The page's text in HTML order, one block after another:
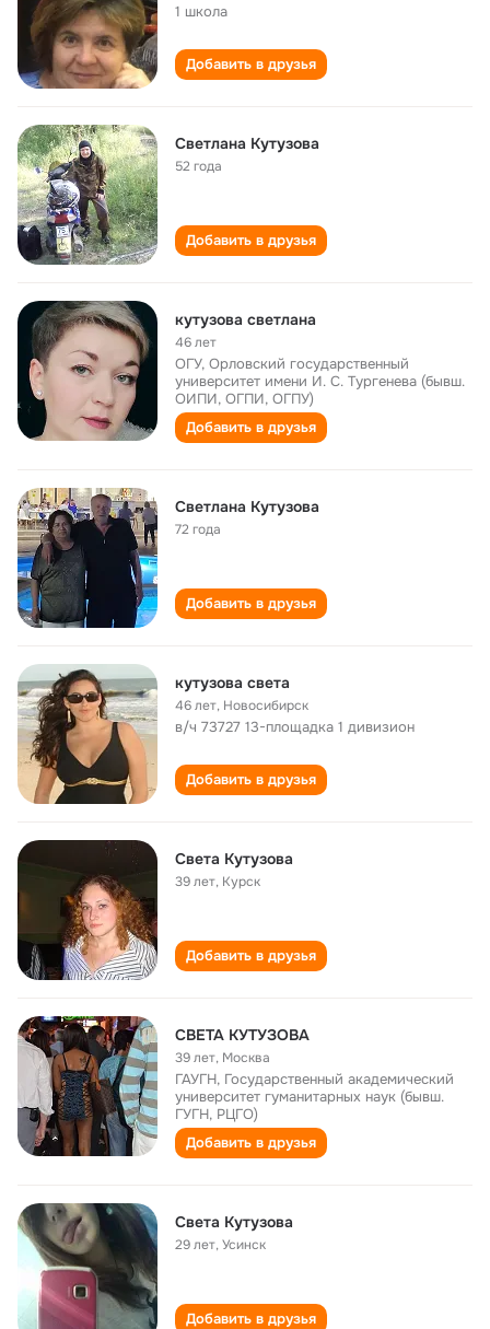
1 школа
Добавить в друзья
Светлана Кутузова
52 года
Добавить в друзья
кутузова светлана
46 лет
ОГУ, Орловский государственный
университет имени И. С. Тургенева (бывш.
ОИПИ, ОГПИ, ОГПУ)
Добавить в друзья
Светлана Кутузова
72 года
Добавить в друзья
кутузова света
46 лет, Новосибирск
в/ч 73727 13-площадка 1 дивизион
Добавить в друзья
Света Кутузова
39 лет, Курск
Добавить в друзья
СВЕТА КУТУЗОВА
39 лет, Москва
ГАУГН, Государственный академический
университет гуманитарных наук (бывш.
ГУГН, РЦГО)
Добавить в друзья
Света Кутузова
29 лет,Усинск
Добавить в друзья